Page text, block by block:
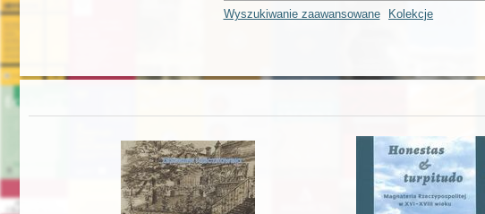
Wyszukiwanie zaawansowane Kolekcje